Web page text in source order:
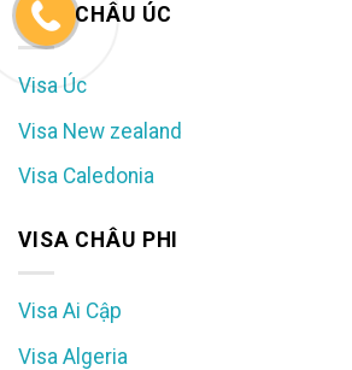
VISA CHÂU ÚC
Visa Úc
Visa New zealand
Visa Caledonia
VISA CHÂU PHI
Visa Ai Cập
Visa Algeria